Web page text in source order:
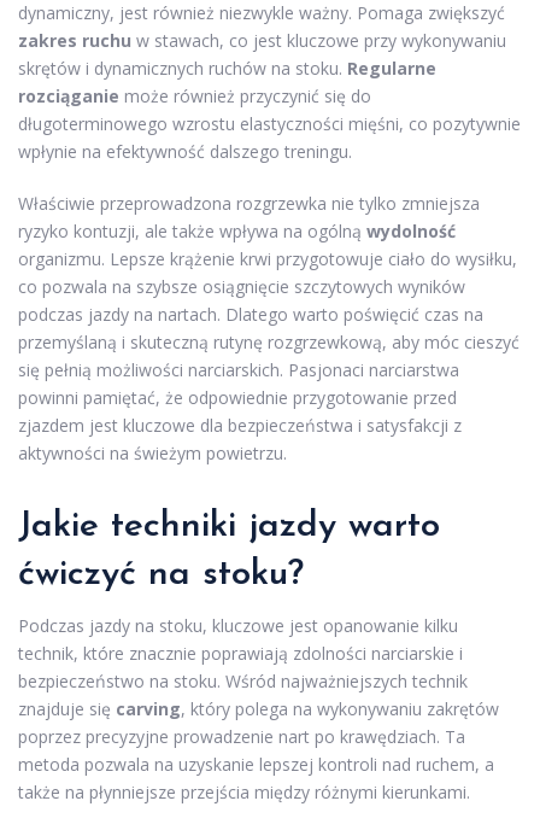
dynamiczny, jest również niezwykle ważny. Pomaga zwiększyć
zakres ruchu w stawach, co jest kluczowe przy wykonywaniu
skrętów i dynamicznych ruchów na stoku. Regularne
rozciąganie może również przyczynić się do
długoterminowego wzrostu elastyczności mięśni, co pozytywnie
wpłynie na efektywność dalszego treningu.
Właściwie przeprowadzona rozgrzewka nie tylko zmniejsza
ryzyko kontuzji, ale także wpływa na ogólną wydolność
organizmu. Lepsze krążenie krwi przygotowuje ciało do wysiłku,
co pozwala na szybsze osiągnięcie szczytowych wyników
podczas jazdy na nartach. Dlatego warto poświęcić czas na
przemyślaną i skuteczną rutynę rozgrzewkową, aby móc cieszyć
się pełnią możliwości narciarskich. Pasjonaci narciarstwa
powinni pamiętać, że odpowiednie przygotowanie przed
zjazdem jest kluczowe dla bezpieczeństwa i satysfakcji z
aktywności na świeżym powietrzu.
Jakie techniki jazdy warto
ćwiczyć na stoku?
Podczas jazdy na stoku, kluczowe jest opanowanie kilku
technik, które znacznie poprawiają zdolności narciarskie i
bezpieczeństwo na stoku. Wśród najważniejszych technik
znajduje się carving, który polega na wykonywaniu zakrętów
poprzez precyzyjne prowadzenie nart po krawędziach. Ta
metoda pozwala na uzyskanie lepszej kontroli nad ruchem, a
także na płynniejsze przejścia między różnymi kierunkami.